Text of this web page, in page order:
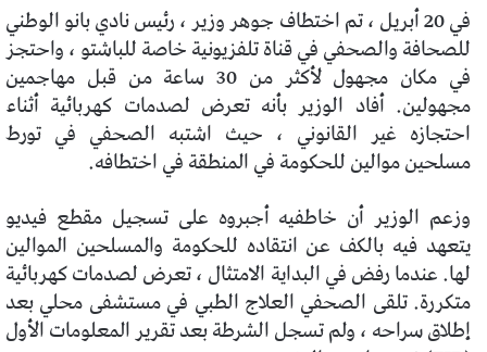
في 20 أبريل ، تم اختطاف جوهر وزير ، رئيس نادي بانو الوطني
للصحافة والصحفي في قناة تلفزيونية خاصة للباشتو ، واحتجز
في مكان مجهول لأكثر من 30 ساعة من قبل مهاجمين
مجهولين. أفاد الوزير بأنه تعرض لصدمات كهربائية أثناء
احتجازه غير القانوني ، حيث اشتبه الصحفي في تورط
مسلحين موالين للحكومة في المنطقة في اختطافه.
وزعم الوزير أن خاطفيه أجبروه على تسجيل مقطع فيديو
يتعهد فيه بالكف عن انتقاده للحكومة والمسلحين الموالين
لها. عندما رفض في البداية الامتثال ، تعرض لصدمات كهربائية
متكررة. تلقى الصحفي العلاج الطبي في مستشفى محلي بعد
إطلاق سراحه ، ولم تسجل الشرطة بعد تقرير المعلومات الأول